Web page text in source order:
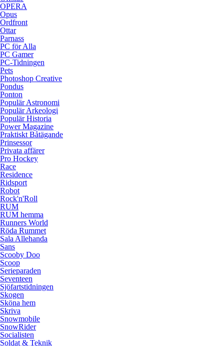
OPERA
Opus
Ordfront
Ottar
Parnass
PC för Alla
PC Gamer
PC-Tidningen
Pets
Photoshop Creative
Pondus
Ponton
Populär Astronomi
Populär Arkeologi
Populär Historia
Power Magazine
Praktiskt Båtägande
Prinsessor
Privata affärer
Pro Hockey
Race
Residence
Ridsport
Robot
Rock'n'Roll
RUM
RUM hemma
Runners World
Röda Rummet
Sala Allehanda
Sans
Scooby Doo
Scoop
Serieparaden
Seventeen
Sjöfartstidningen
Skogen
Sköna hem
Skriva
Snowmobile
SnowRider
Socialisten
Soldat & Teknik